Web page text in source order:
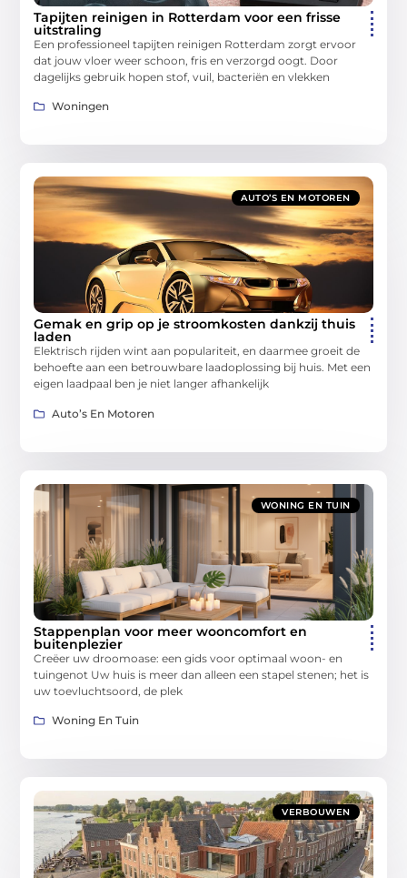
Tapijten reinigen in Rotterdam voor een frisse
uitstraling
Een professioneel tapijten reinigen Rotterdam zorgt ervoor
dat jouw vloer weer schoon, fris en verzorgd oogt. Door
dagelijks gebruik hopen stof, vuil, bacteriën en vlekken
Woningen
AUTO’S EN MOTOREN
Gemak en grip op je stroomkosten dankzij thuis
laden
Elektrisch rijden wint aan populariteit, en daarmee groeit de
behoefte aan een betrouwbare laadoplossing bij huis. Met een
eigen laadpaal ben je niet langer afhankelijk
Auto’s En Motoren
WONING EN TUIN
Stappenplan voor meer wooncomfort en
buitenplezier
Creëer uw droomoase: een gids voor optimaal woon- en
tuingenot Uw huis is meer dan alleen een stapel stenen; het is
uw toevluchtsoord, de plek
Woning En Tuin
VERBOUWEN